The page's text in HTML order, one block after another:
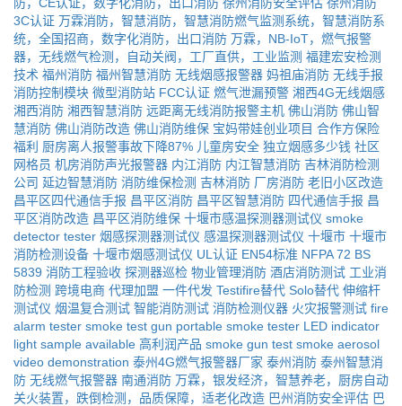
3C认证 万霖消防，智慧消防，智慧消防燃气监测系统，智慧消防系
统，全国招商，数字化消防，出口消防 万霖，NB-IoT，燃气报警
器，无线燃气检测，自动关阀，工厂直供，工业监测 福建宏安检测
技术 福州消防 福州智慧消防 无线烟感报警器 妈祖庙消防 无线手报
消防控制模块 微型消防站 FCC认证 燃气泄漏预警 湘西4G无线烟感
湘西消防 湘西智慧消防 远距离无线消防报警主机 佛山消防 佛山智
慧消防 佛山消防改造 佛山消防维保 宝妈带娃创业项目 合作方保险
福利 厨房离人报警事故下降87% 儿童房安全 独立烟感多少钱 社区
网格员 机房消防声光报警器 内江消防 内江智慧消防 吉林消防检测
公司 延边智慧消防 消防维保检测 吉林消防 厂房消防 老旧小区改造
昌平区四代通信手报 昌平区消防 昌平区智慧消防 四代通信手报 昌
平区消防改造 昌平区消防维保 十堰市感温探测器测试仪 smoke
detector tester 烟感探测器测试仪 感温探测器测试仪 十堰市 十堰市
消防检测设备 十堰市烟感测试仪 UL认证 EN54标准 NFPA 72 BS
5839 消防工程验收 探测器巡检 物业管理消防 酒店消防测试 工业消
防检测 跨境电商 代理加盟 一件代发 Testifire替代 Solo替代 伸缩杆
测试仪 烟温复合测试 智能消防测试 消防检测仪器 火灾报警测试 fire
alarm tester smoke test gun portable smoke tester LED indicator
light sample available 高利润产品 smoke gun test smoke aerosol
video demonstration 泰州4G燃气报警器厂家 泰州消防 泰州智慧消
防 无线燃气报警器 南通消防 万霖，银发经济，智慧养老，厨房自动
关火装置，跌倒检测，品质保障，适老化改造 巴州消防安全评估 巴